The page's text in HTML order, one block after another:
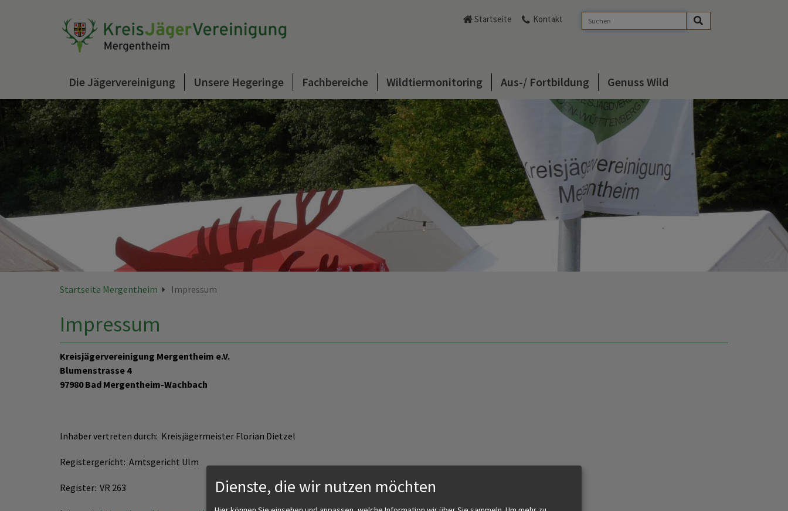
Startseite Kontakt
Die Jägervereinigung Unsere Hegeringe Fachbereiche Wildtiermonitoring Aus-/ Fortbildung Genuss Wild
Startseite Mergentheim Impressum
Impressum
Kreisjägervereinigung Mergentheim e.V.
Blumenstrasse 4
97980 Bad Mergentheim-Wachbach
Inhaber vertreten durch: Kreisjägermeister Florian Dietzel
Registergericht: Amtsgericht Ulm
Register: VR 263 Dienste, die wir nutzen möchten